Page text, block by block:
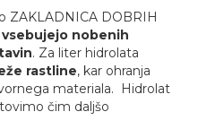
ZAKLADNICA DOBRIH
nobenih
. Za liter hidrolata
rastline, kar ohranja
materiala. Hidrolat
čim daljšo